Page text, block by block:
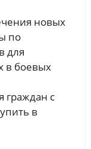
новых
по
для
в боевых
граждан с
в